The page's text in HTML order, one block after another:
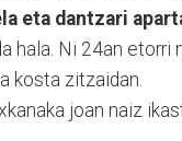
eta dantzari
hala. Ni 24an
kosta zitzaidan.
joan naiz